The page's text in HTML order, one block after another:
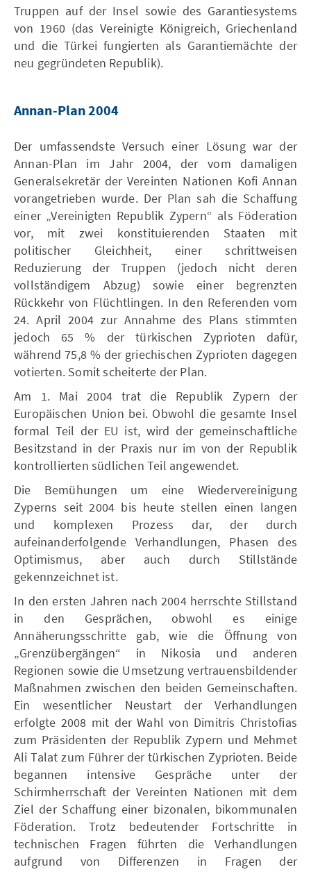
Truppen auf der Insel sowie des Garantiesystems
von 1960 (das Vereinigte Königreich, Griechenland
und die Türkei fungierten als Garantiemächte der
neu gegründeten Republik).
Annan-Plan 2004
Der umfassendste Versuch einer Lösung war der
Annan-Plan im Jahr 2004, der vom damaligen
Generalsekretär der Vereinten Nationen Kofi Annan
vorangetrieben wurde. Der Plan sah die Schaffung
einer „Vereinigten Republik Zypern“ als Föderation
vor, mit zwei konstituierenden Staaten mit
politischer Gleichheit, einer schrittweisen
Reduzierung der Truppen (jedoch nicht deren
vollständigem Abzug) sowie einer begrenzten
Rückkehr von Flüchtlingen. In den Referenden vom
24. April 2004 zur Annahme des Plans stimmten
jedoch 65 % der türkischen Zyprioten dafür,
während 75,8 % der griechischen Zyprioten dagegen
votierten. Somit scheiterte der Plan.
Am 1. Mai 2004 trat die Republik Zypern der
Europäischen Union bei. Obwohl die gesamte Insel
formal Teil der EU ist, wird der gemeinschaftliche
Besitzstand in der Praxis nur im von der Republik
kontrollierten südlichen Teil angewendet.
Die Bemühungen um eine Wiedervereinigung
Zyperns seit 2004 bis heute stellen einen langen
und komplexen Prozess dar, der durch
aufeinanderfolgende Verhandlungen, Phasen des
Optimismus, aber auch durch Stillstände
gekennzeichnet ist.
In den ersten Jahren nach 2004 herrschte Stillstand
in den Gesprächen, obwohl es einige
Annäherungsschritte gab, wie die Öffnung von
„Grenzübergängen“ in Nikosia und anderen
Regionen sowie die Umsetzung vertrauensbildender
Maßnahmen zwischen den beiden Gemeinschaften.
Ein wesentlicher Neustart der Verhandlungen
erfolgte 2008 mit der Wahl von Dimitris Christofias
zum Präsidenten der Republik Zypern und Mehmet
Ali Talat zum Führer der türkischen Zyprioten. Beide
begannen intensive Gespräche unter der
Schirmherrschaft der Vereinten Nationen mit dem
Ziel der Schaffung einer bizonalen, bikommunalen
Föderation. Trotz bedeutender Fortschritte in
technischen Fragen führten die Verhandlungen
aufgrund von Differenzen in Fragen der